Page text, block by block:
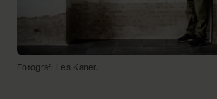
Fotograf: Les Kaner.